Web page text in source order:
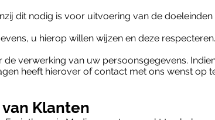
dit nodig is voor uitvoering van de
u hierop willen wijzen en deze respecteren.
verwerking van uw persoonsgegevens.
heeft hierover of contact met ons wenst op
Klanten